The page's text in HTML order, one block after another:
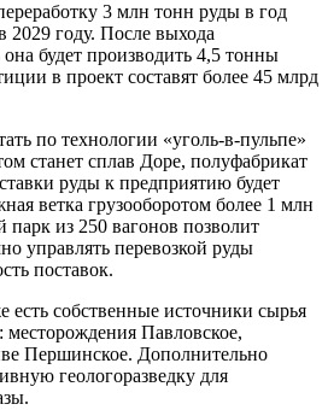
3 млн тонн руды в год
2029 году. После выхода
будет производить 4,5 тонны
в проект составят более 45 млрд
по технологии «уголь-в-пульпе»
станет сплав Доре, полуфабрикат
руды к предприятию будет
ветка грузооборотом более 1 млн
из 250 вагонов позволит
управлять перевозкой руды
поставок.
собственные источники сырья
месторождения Павловское,
Першинское. Дополнительно
геологоразведку для